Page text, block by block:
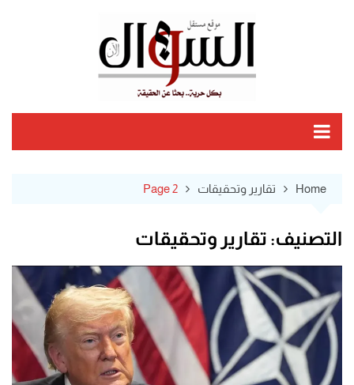
Home تقارير وتحقيقات Page 2
التصنيف: تقارير وتحقيقات